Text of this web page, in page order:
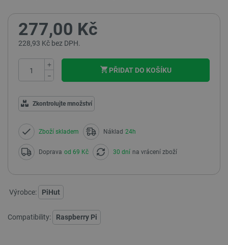
277,00 Kč
228,93 Kč bez DPH.
+
−
PŘIDAT DO KOŠÍKU
Zkontrolujte množství
Zboží skladem Náklad 24h
Doprava od 69 Kč 30 dní na vrácení zboží
Výrobce: PiHut
Compatibility: Raspberry Pi